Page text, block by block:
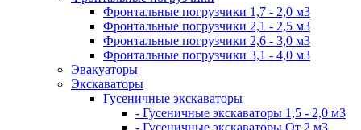
Фронтальные погрузчики 1,7 - 2,0 м3
Фронтальные погрузчики 2,1 - 2,5 м3
Фронтальные погрузчики 2,6 - 3,0 м3
Фронтальные погрузчики 3,1 - 4,0 м3
Эвакуаторы
Экскаваторы
Гусеничные экскаваторы
- Гусеничные экскаваторы 1,5 - 2,0 м3
- Гусеничные экскаваторы От 2 м3